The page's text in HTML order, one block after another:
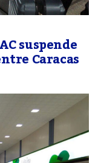
suspende
Caracas